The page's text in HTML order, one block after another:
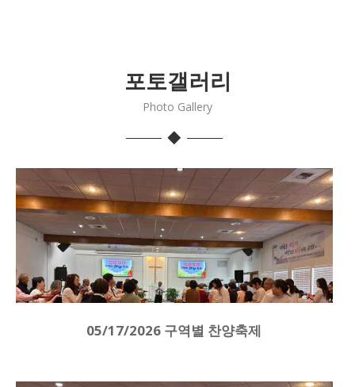
포토갤러리
Photo Gallery
05/17/2026 구역별 찬양축제